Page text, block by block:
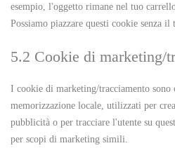
esempio, l'oggetto rimane nel tuo
Possiamo piazzare questi cookie senza il
5.2 Cookie di marketing/
I cookie di marketing/tracciamento
memorizzazione locale, utilizzati per
pubblicità o per tracciare l'utente su
per scopi di marketing simili.